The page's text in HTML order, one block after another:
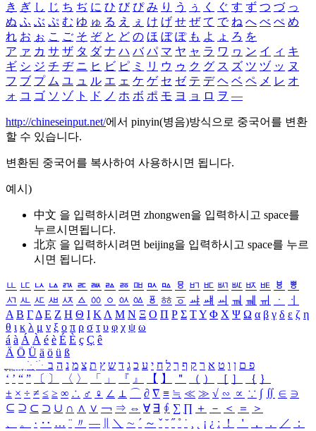
き ぎ し じ ち ぢ に ひ び ぴ み り う ぅ く ぐ す ず つ づ っ
ぬ ふ ぶ ぷ む ゆ ゅ る え ぇ け げ せ ぜ て で ね へ べ ぺ め
れ お ぉ こ ご そ ぞ と ど の ほ ぼ ぽ も よ ょ ろ を
ア ァ カ サ ザ タ ダ ナ ハ バ パ マ ヤ ャ ラ ワ ヮ ン イ ィ キ
ギ シ ジ チ ヂ ニ ヒ ビ ピ ミ リ ウ ゥ ク グ ス ズ ツ ヅ ッ ヌ
フ ブ プ ム ユ ュ ル エ ェ ケ ゲ セ ゼ テ デ ヘ ベ ペ メ レ オ
ォ コ ゴ ソ ゾ ト ド ノ ホ ボ ポ モ ヨ ョ ロ ヲ ―
http://chineseinput.net/에서 pinyin(병음)방식으로 중국어를 변환
할 수 있습니다.
변환된 중국어를 복사하여 사용하시면 됩니다.
예시)
中文 을 입력하시려면 zhongwen을 입력하시고 space를
누르시면됩니다.
北京 을 입력하시려면 beijing을 입력하시고 space를 누르
시면 됩니다.
ㅥ ㅦ ㅧ ㅨ ㅩ ㅪ ㅫ ㅬ ㅭ ㅮ ㅯ ㅰ ㅱ ㅲ ㅳ ㅴ ㅵ ㅶ ㅷ ㅸ
ㅹ
ㅺ ㅻ ㅼ ㅽ ㅾ ㅿ ㆀ ㆁ ㆂ ㆃ ㆄ ㆅ ㆆ ㆇ ㆈ ㆉ ㆊ ㆋ ㆌ ㆍ
ㆎ
Α Β ΓΔ Ε Ζ Η Θ Ι ΚΛ Μ Ν Ξ Ο Π Ρ Σ ΤΥ Φ Χ Ψ Ω α β γ δ ε ζ η
θ ι κ λ μ ν ξ ο π ρ σ τ υ φ χ ψ ω
á à Á À é è É È ç Ç ê
Ä Ö Ü ä ö ü ß
ִֶֹ ֻּ ׁׂ פ ם ן ו ט א ר ק ף ך ל ח י ע כ ג ד ש ץ ת צ מ נ ה ב
‘ ’ “ ” 〔 〕 〈 〉 「 」 『 』 【 】 ＂ （ ） ［ ］ ｛ ｝
± × ÷ ≠ ≤ ≥ ∞ ∴ ♂ ♀ ∠ ⊥ ⌒ ∂ ∇ ≡ ≒ ≪ ≫ √ ∽ ∝ ∵ ∫ ∬ ∈ ∋
⊆ ⊇ ⊂ ⊃ ∪ ∩ ∧ ∨ ￢ ⇒ ⇔ ∀ ∃ ∮ ∑ ∏ ＋ － ＜ ＝
＞
、
。 · ‥ … ¨ 〃 ― ＼ ∼ ´ ～ ˇ ˘ ˝ ˚ ˙ ¸ ¡ ¿ ː ！ ＇ ， ． ／
：